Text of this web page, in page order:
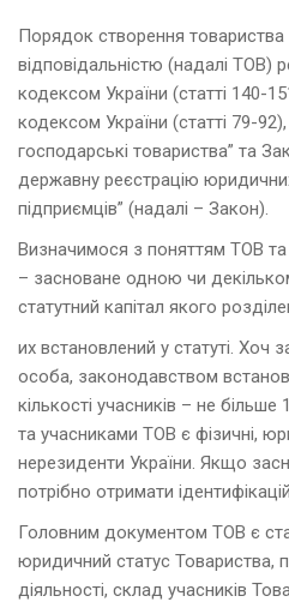
Порядок створення
відповідальністю (надалі ТОВ)
кодексом України (статті 140-
кодексом України (статті 79-
господарські товариства” та
державну реєстрацію
підприємців” (надалі – Закон).
Визначимося з поняттям ТОВ
– засноване одною чи
статутний капітал якого
их встановлений у статуті.
особа, законодавством
кількості учасників – не
та учасниками ТОВ є фізичні,
нерезиденти України. Якщо
потрібно отримати
Головним документом ТОВ є
юридичний статус Товариства,
діяльності, склад учасників